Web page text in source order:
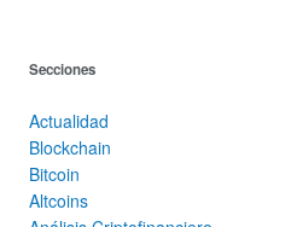
Secciones
Actualidad
Blockchain
Bitcoin
Altcoins